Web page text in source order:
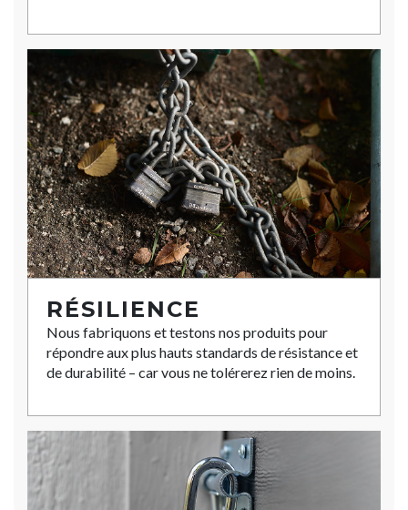
RÉSILIENCE
Nous fabriquons et testons nos produits pour
répondre aux plus hauts standards de résistance et
de durabilité – car vous ne tolérerez rien de moins.